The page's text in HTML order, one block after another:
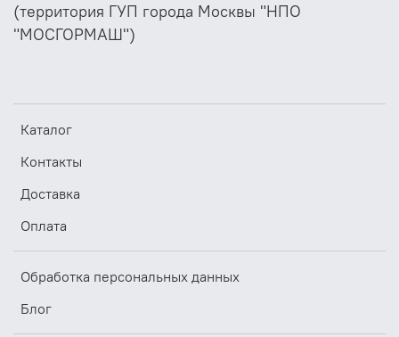
Каталог
Контакты
Доставка
Оплата
Обработка персональных данных
Блог
(территория ГУП города Москвы "НПО
"МОСГОРМАШ")